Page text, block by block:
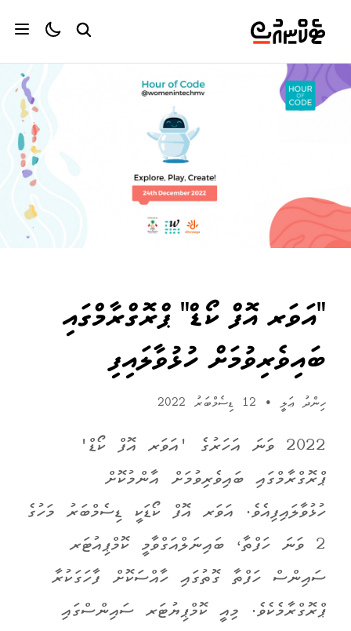
"އަވަރ އޮފް ކޯޑް" ޕްރޮގްރާމްގައި
ބައިވެރިވުމަށް ހުޅުވާލައިފި
ހިންދު ޢަލީ •
2022 ވަނަ އަހަރުގެ 'އަވަރ އޮފް ކޯޑް'
ޕްރޮގްރާމްގައި ބައިވެރިވުމަށް އާންމުކޮށް
ހުޅުވާލައިފިއެވެ. އަވަރ އޮފް ކޯޑަކީ ޑިސެމްބަރު މަހުގެ
2 ވަނަ ހަފްތާ، ބައިނަލްއަގްވާމީ ކޮމްޕިއުޓަރ
ސައިންސް ހަފްތާ ގޮތުގައި ހާއްސަކޮށް ފާހަގަކުރާ
ޕްރޮގްރާމެކެވެ. މިއީ ކޮމްޕިޔުޓަރ ސައިންސްގައި